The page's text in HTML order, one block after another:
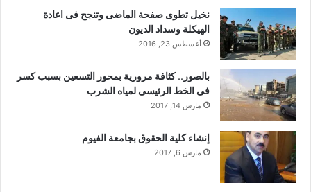
نخيل تطوى صفحة الماضى وتنجح فى اعادة
الهيكلة وسداد الديون
أغسطس 23, 2016
بالصور.. كثافة مرورية بمحور التسعين بسبب كسر
فى الخط الرئيسى لمياه الشرب
مارس 14, 2017
إنشاء كلية الحقوق بجامعة الفيوم
مارس 6, 2017